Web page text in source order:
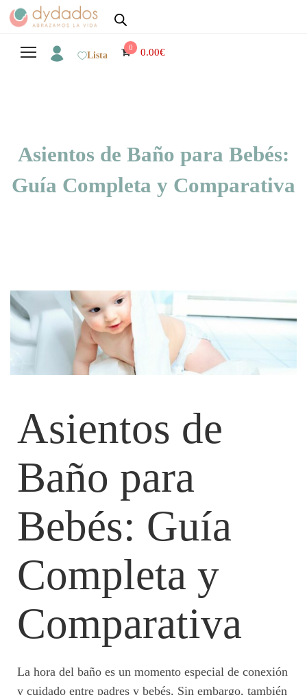
Lista
0 0.00€
Asientos de Baño para Bebés:
Guía Completa y Comparativa
Asientos de
Baño para
Bebés: Guía
Completa y
Comparativa
La hora del baño es un momento especial de conexión
y cuidado entre padres y bebés. Sin embargo, también